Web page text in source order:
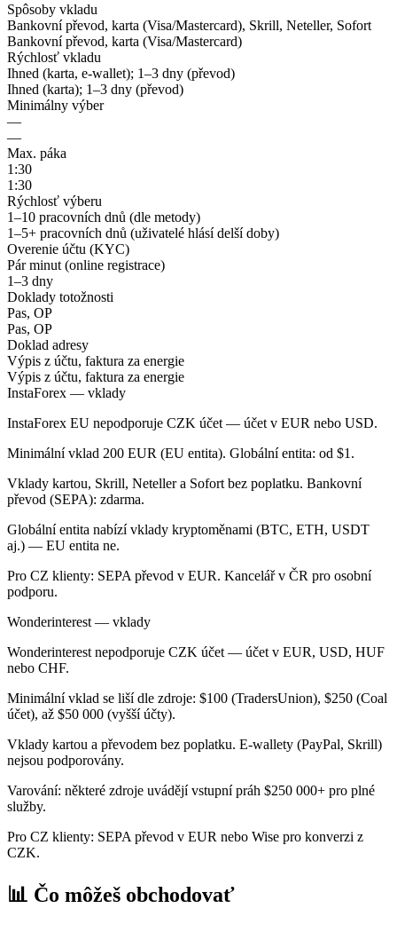
Spôsoby vkladu
Bankovní převod, karta (Visa/Mastercard), Skrill, Neteller, Sofort
Bankovní převod, karta (Visa/Mastercard)
Rýchlosť vkladu
Ihned (karta, e-wallet); 1–3 dny (převod)
Ihned (karta); 1–3 dny (převod)
Minimálny výber
—
—
Max. páka
1:30
1:30
Rýchlosť výberu
1–10 pracovních dnů (dle metody)
1–5+ pracovních dnů (uživatelé hlásí delší doby)
Overenie účtu (KYC)
Pár minut (online registrace)
1–3 dny
Doklady totožnosti
Pas, OP
Pas, OP
Doklad adresy
Výpis z účtu, faktura za energie
Výpis z účtu, faktura za energie
InstaForex — vklady
InstaForex EU nepodporuje CZK účet — účet v EUR nebo USD.
Minimální vklad 200 EUR (EU entita). Globální entita: od $1.
Vklady kartou, Skrill, Neteller a Sofort bez poplatku. Bankovní
převod (SEPA): zdarma.
Globální entita nabízí vklady kryptoměnami (BTC, ETH, USDT
aj.) — EU entita ne.
Pro CZ klienty: SEPA převod v EUR. Kancelář v ČR pro osobní
podporu.
Wonderinterest — vklady
Wonderinterest nepodporuje CZK účet — účet v EUR, USD, HUF
nebo CHF.
Minimální vklad se liší dle zdroje: $100 (TradersUnion), $250 (Coal
účet), až $50 000 (vyšší účty).
Vklady kartou a převodem bez poplatku. E-wallety (PayPal, Skrill)
nejsou podporovány.
Varování: některé zdroje uvádějí vstupní práh $250 000+ pro plné
služby.
Pro CZ klienty: SEPA převod v EUR nebo Wise pro konverzi z
CZK.
📊 Čo môžeš obchodovať